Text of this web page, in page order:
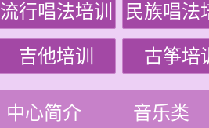
流行唱法培训 民族唱法
吉他培训 古筝培
中心简介 音乐类